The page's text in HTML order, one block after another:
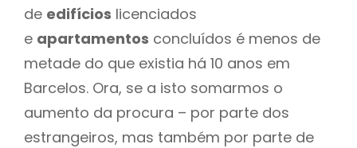
de edifícios licenciados
e apartamentos concluídos é menos de
metade do que existia há 10 anos em
Barcelos. Ora, se a isto somarmos o
aumento da procura – por parte dos
estrangeiros, mas também por parte de